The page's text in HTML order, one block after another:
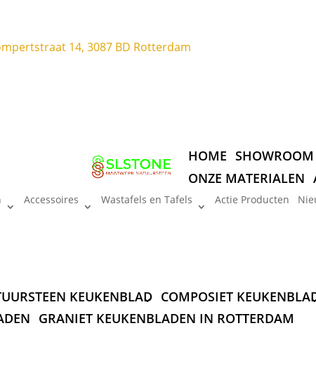
14, 3087 BD Rotterdam
HOME SHOWROOM
ONZE MATERIALEN
Accessoires Wastafels en Tafels Actie Producten
KEUKENBLAD COMPOSIET
GRANIET KEUKENBLADEN IN ROTTERDAM